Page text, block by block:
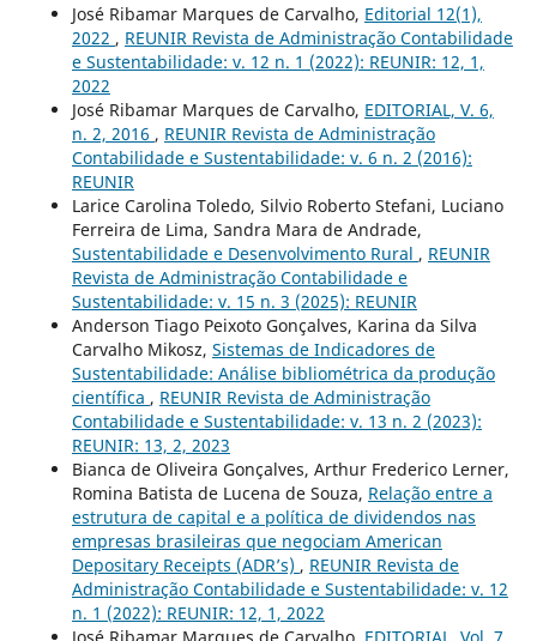
José Ribamar Marques de Carvalho, Editorial 12(1),
2022 , REUNIR Revista de Administração Contabilidade
e Sustentabilidade: v. 12 n. 1 (2022): REUNIR: 12, 1,
2022
José Ribamar Marques de Carvalho, EDITORIAL, V. 6,
n. 2, 2016 , REUNIR Revista de Administração
Contabilidade e Sustentabilidade: v. 6 n. 2 (2016):
REUNIR
Larice Carolina Toledo, Silvio Roberto Stefani, Luciano
Ferreira de Lima, Sandra Mara de Andrade,
Sustentabilidade e Desenvolvimento Rural , REUNIR
Revista de Administração Contabilidade e
Sustentabilidade: v. 15 n. 3 (2025): REUNIR
Anderson Tiago Peixoto Gonçalves, Karina da Silva
Carvalho Mikosz, Sistemas de Indicadores de
Sustentabilidade: Análise bibliométrica da produção
científica , REUNIR Revista de Administração
Contabilidade e Sustentabilidade: v. 13 n. 2 (2023):
REUNIR: 13, 2, 2023
Bianca de Oliveira Gonçalves, Arthur Frederico Lerner,
Romina Batista de Lucena de Souza, Relação entre a
estrutura de capital e a política de dividendos nas
empresas brasileiras que negociam American
Depositary Receipts (ADR’s) , REUNIR Revista de
Administração Contabilidade e Sustentabilidade: v. 12
n. 1 (2022): REUNIR: 12, 1, 2022